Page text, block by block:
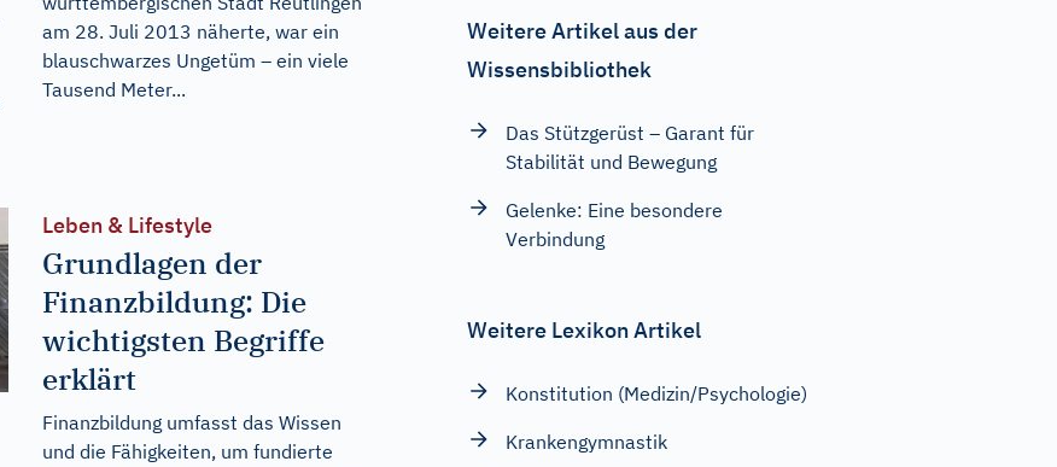
am 28. Juli 2013 näherte, war ein
blauschwarzes Ungetüm – ein viele
Tausend Meter...
Leben & Lifestyle
Grundlagen der
Finanzbildung: Die
wichtigsten Begriffe
erklärt
Finanzbildung umfasst das Wissen
und die Fähigkeiten, um fundierte
Weitere Artikel aus der
Wissensbibliothek
Das Stützgerüst – Garant für
Stabilität und Bewegung
Gelenke: Eine besondere
Verbindung
Weitere Lexikon Artikel
Konstitution (Medizin/Psychologie)
Krankengymnastik